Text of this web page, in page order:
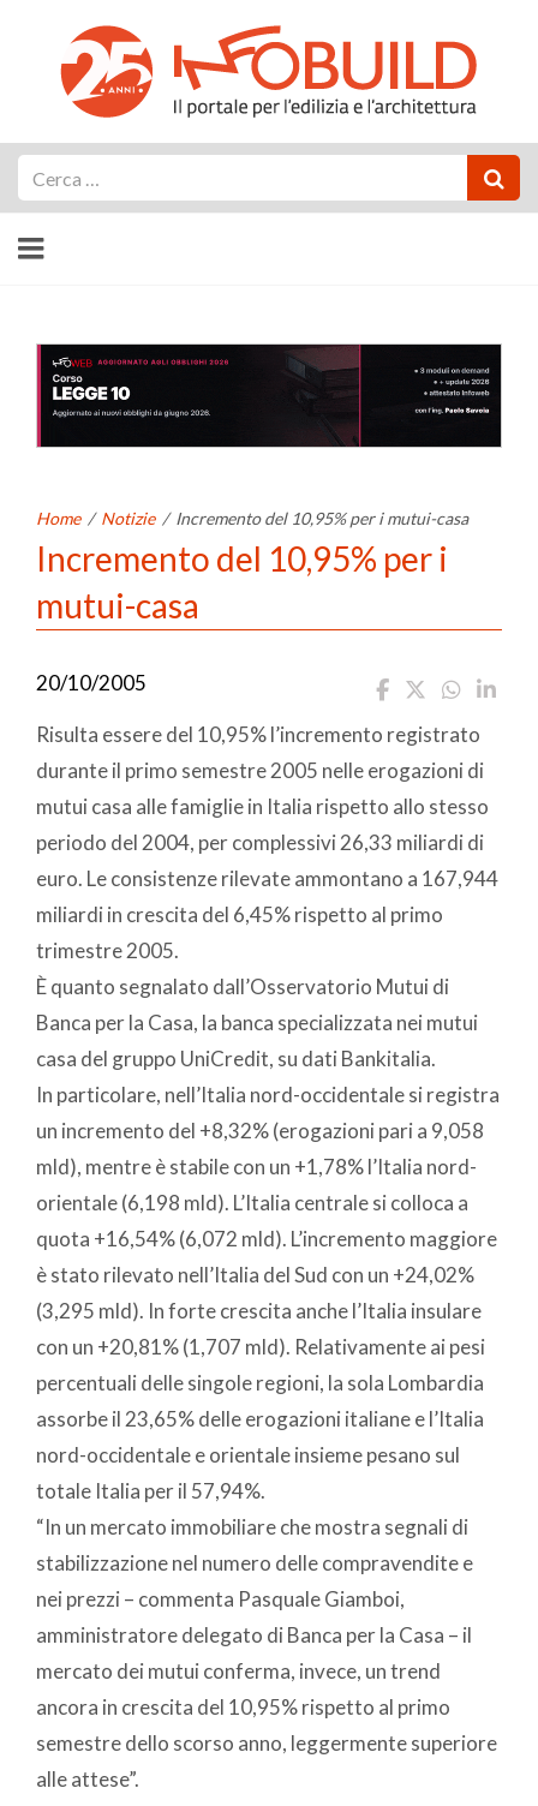
Home / Notizie / Incremento del 10,95% per i mutui-casa
Incremento del 10,95% per i
mutui-casa
20/10/2005
Risulta essere del 10,95% l’incremento registrato
durante il primo semestre 2005 nelle erogazioni di
mutui casa alle famiglie in Italia rispetto allo stesso
periodo del 2004, per complessivi 26,33 miliardi di
euro. Le consistenze rilevate ammontano a 167,944
miliardi in crescita del 6,45% rispetto al primo
trimestre 2005.
È quanto segnalato dall’Osservatorio Mutui di
Banca per la Casa, la banca specializzata nei mutui
casa del gruppo UniCredit, su dati Bankitalia.
In particolare, nell’Italia nord-occidentale si registra
un incremento del +8,32% (erogazioni pari a 9,058
mld), mentre è stabile con un +1,78% l’Italia nord-
orientale (6,198 mld). L’Italia centrale si colloca a
quota +16,54% (6,072 mld). L’incremento maggiore
è stato rilevato nell’Italia del Sud con un +24,02%
(3,295 mld). In forte crescita anche l’Italia insulare
con un +20,81% (1,707 mld). Relativamente ai pesi
percentuali delle singole regioni, la sola Lombardia
assorbe il 23,65% delle erogazioni italiane e l’Italia
nord-occidentale e orientale insieme pesano sul
totale Italia per il 57,94%.
“In un mercato immobiliare che mostra segnali di
stabilizzazione nel numero delle compravendite e
nei prezzi – commenta Pasquale Giamboi,
amministratore delegato di Banca per la Casa – il
mercato dei mutui conferma, invece, un trend
ancora in crescita del 10,95% rispetto al primo
semestre dello scorso anno, leggermente superiore
alle attese”.